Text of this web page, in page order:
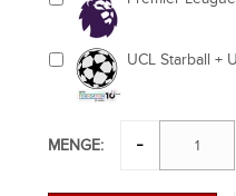
UCL Starball +
MENGE: